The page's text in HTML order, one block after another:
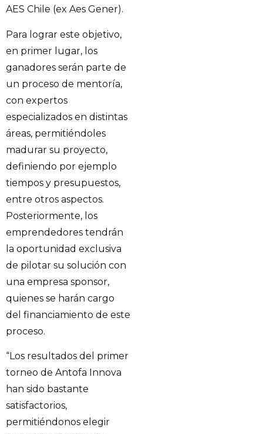
AES Chile (ex Aes Gener).
Para lograr este objetivo,
en primer lugar, los
ganadores serán parte de
un proceso de mentoría,
con expertos
especializados en distintas
áreas, permitiéndoles
madurar su proyecto,
definiendo por ejemplo
tiempos y presupuestos,
entre otros aspectos.
Posteriormente, los
emprendedores tendrán
la oportunidad exclusiva
de pilotar su solución con
una empresa sponsor,
quienes se harán cargo
del financiamiento de este
proceso.
“Los resultados del primer
torneo de Antofa Innova
han sido bastante
satisfactorios,
permitiéndonos elegir